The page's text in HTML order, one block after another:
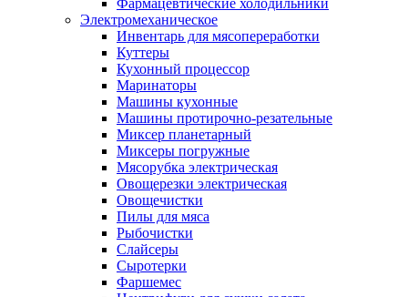
Фармацевтические холодильники
Электромеханическое
Инвентарь для мясопереработки
Куттеры
Кухонный процессор
Маринаторы
Машины кухонные
Машины протирочно-резательные
Миксер планетарный
Миксеры погружные
Мясорубка электрическая
Овощерезки электрическая
Овощечистки
Пилы для мяса
Рыбочистки
Слайсеры
Сыротерки
Фаршемес